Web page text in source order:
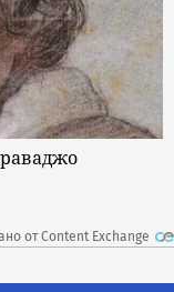
от Content Exchange